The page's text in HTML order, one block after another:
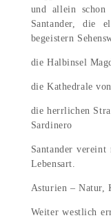
und allein
Santander, die
begeistern
die Halbinsel
die Kathedrale
die herrlichen
Sardinero
Santander
Lebensart.
Asturien – Natur,
Weiter westlich